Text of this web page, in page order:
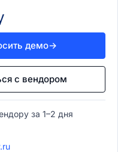
демо→
с вендором
за 1–2 дня